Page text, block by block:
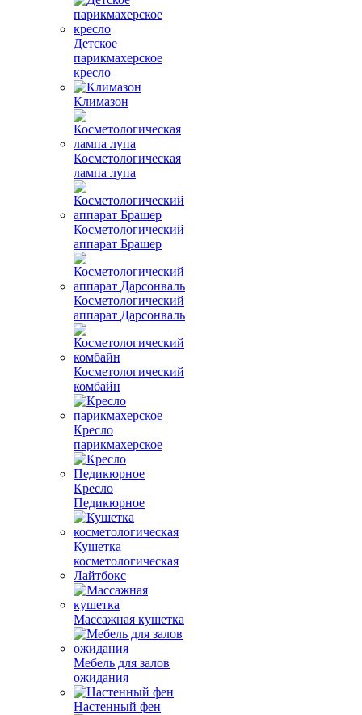
Детское
парикмахерское
кресло
Климазон
Косметологическая
лампа лупа
Косметологический
аппарат Брашер
Косметологический
аппарат Дарсонваль
Косметологический
комбайн
Кресло
парикмахерское
Кресло
Педикюрное
Кушетка
косметологическая
Лайтбокс
Массажная кушетка
Мебель для залов
ожидания
Настенный фен